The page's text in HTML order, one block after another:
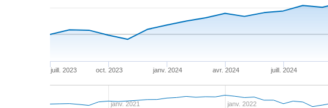
juill. 2023 janv. 2024 juill. 2024
oct. 2023 avr. 2024
janv. 2021 janv. 2022